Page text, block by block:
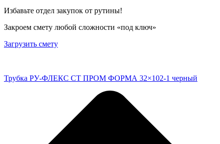
Избавьте отдел закупок от рутины!
Закроем смету любой сложности «под ключ»
Загрузить смету
Трубка РУ-ФЛЕКС СТ ПРОМ ФОРМА 32×102-1 черный